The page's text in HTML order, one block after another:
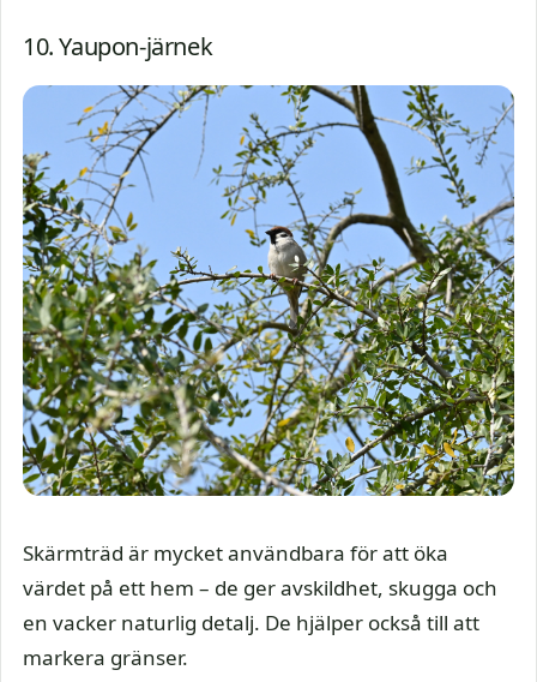
10. Yaupon-järnek
Skärmträd är mycket användbara för att öka
värdet på ett hem – de ger avskildhet, skugga och
en vacker naturlig detalj. De hjälper också till att
markera gränser.